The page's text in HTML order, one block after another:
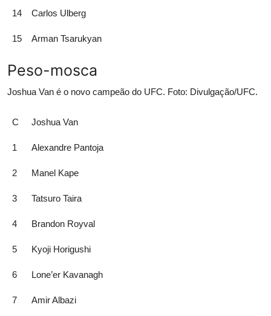
14 Carlos Ulberg
15 Arman Tsarukyan
Peso-mosca
Joshua Van é o novo campeão do UFC. Foto: Divulgação/UFC.
C Joshua Van
1 Alexandre Pantoja
2 Manel Kape
3 Tatsuro Taira
4 Brandon Royval
5 Kyoji Horigushi
6 Lone’er Kavanagh
7 Amir Albazi